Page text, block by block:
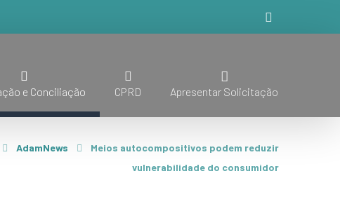
e Conciliação CPRD Apresentar Solicitação
AdamNews
Meios autocompositivos podem reduzir
vulnerabilidade do consumidor